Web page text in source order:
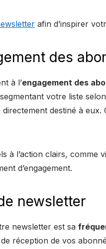
afin d’inspirer
des
à l’engagement des
votre liste
destiné à
à l’action clairs, comme
d’engagement.
newsletter
newsletter est sa
réception de vos